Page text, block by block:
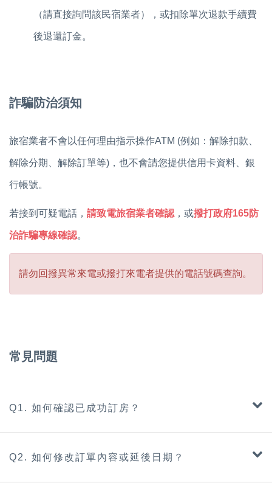
（請直接詢問該民宿業者），或扣除單次退款手續費
後退還訂金。
詐騙防治須知
旅宿業者不會以任何理由指示操作ATM (例如：解除扣款、
解除分期、解除訂單等)，也不會請您提供信用卡資料、銀
行帳號。
若接到可疑電話， 請致電旅宿業者確認 ，或撥打政府165防
治詐騙專線確認。
請勿回撥異常來電或撥打來電者提供的電話號碼查詢。
常見問題
Q1. 如何確認已成功訂房？
Q2. 如何修改訂單內容或延後日期？